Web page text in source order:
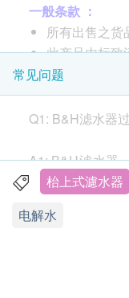
一般条款 ：
所有出售之货
此产品由标致
如有任何争
购买标致活
享本地免费送
加$60运费。
我们将于确定
常见问题
Q1: B&H滤水器
A1: B&H滤水器
其他的都会在资
空气还是会生菌
枱上式濾水器
电解水